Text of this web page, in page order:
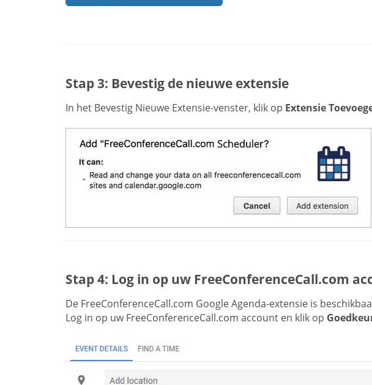
Stap 3: Bevestig de nieuwe extensie
In het Bevestig Nieuwe Extensie-venster, klik op Extensie
Stap 4: Log in op uw FreeConferenceCall.com
De FreeConferenceCall.com Google Agenda-extensie is
Log in op uw FreeConferenceCall.com account en klik op